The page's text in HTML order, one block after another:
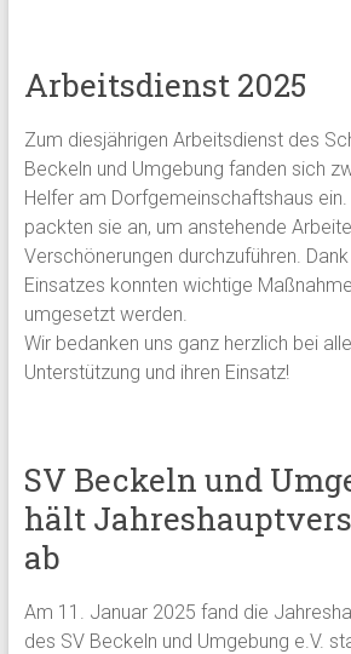
Arbeitsdienst 2025
Zum diesjährigen Arbeitsdienst des
Beckeln und Umgebung fanden sich
Helfer am Dorfgemeinschaftshaus
packten sie an, um anstehende
Verschönerungen durchzuführen.
Einsatzes konnten wichtige
umgesetzt werden.
Wir bedanken uns ganz herzlich bei
Unterstützung und ihren Einsatz!
SV Beckeln und
hält
ab
Am 11. Januar 2025 fand die
des SV Beckeln und Umgebung e.V.